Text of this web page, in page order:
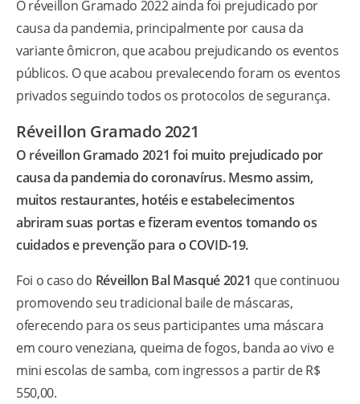
O réveillon Gramado 2022 ainda foi prejudicado por
causa da pandemia, principalmente por causa da
variante ômicron, que acabou prejudicando os eventos
públicos. O que acabou prevalecendo foram os eventos
privados seguindo todos os protocolos de segurança.
Réveillon Gramado 2021
O réveillon Gramado 2021 foi muito prejudicado por
causa da pandemia do coronavírus. Mesmo assim,
muitos restaurantes, hotéis e estabelecimentos
abriram suas portas e fizeram eventos tomando os
cuidados e prevenção para o COVID-19.
Foi o caso do Réveillon Bal Masqué 2021 que continuou
promovendo seu tradicional baile de máscaras,
oferecendo para os seus participantes uma máscara
em couro veneziana, queima de fogos, banda ao vivo e
mini escolas de samba, com ingressos a partir de R$
550,00.